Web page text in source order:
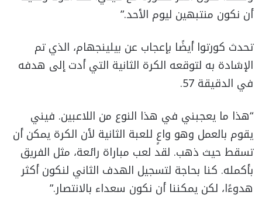
أن نكون منتبهين ليوم الأحد.”
تحدث كورتوا أيضًا بإعجاب عن بيلينجهام، الذي تم
الإشادة به لتوقعه الكرة الثانية التي أدت إلى هدفه
في الدقيقة 57.
“هذا ما يعجبني في هذا النوع من اللاعبين. فيني
يقوم بالعمل وهو واعٍ للعبة الثانية لأن الكرة يمكن أن
تسقط حيث ذهب. لقد لعب مباراة رائعة، مثل الفريق
بأكمله. كنا بحاجة لتسجيل الهدف الثاني لنكون أكثر
هدوءًا، لكن يمكننا أن نكون سعداء بالانتصار.”